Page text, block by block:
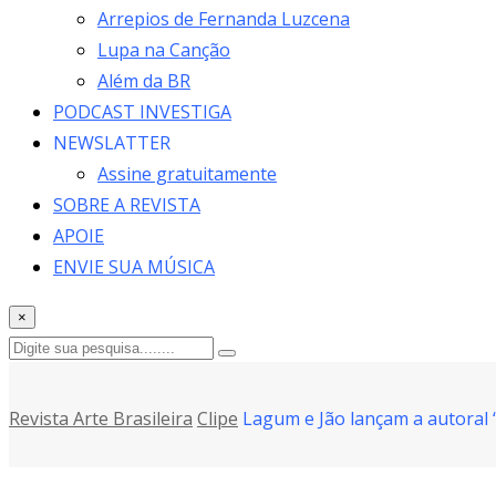
Arrepios de Fernanda Luzcena
Lupa na Canção
Além da BR
PODCAST INVESTIGA
NEWSLATTER
Assine gratuitamente
SOBRE A REVISTA
APOIE
ENVIE SUA MÚSICA
×
Revista Arte Brasileira Clipe Lagum e Jão lançam a